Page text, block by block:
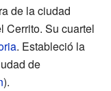
de la ciudad
Cerrito. Su cuartel
. Estableció la
de
).